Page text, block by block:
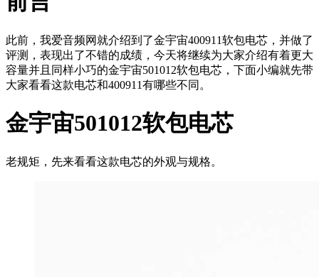
此前，我爱音频网就介绍到了金宇宙400911软包电芯，并做了
评测，表现出了不错的成绩，今天将继续为大家介绍有着更大
容量并且同样小巧的金宇宙501012软包电芯，下面小编就先带
大家看看这款电芯和400911有哪些不同。
金宇宙501012软包电芯
老规矩，先来看看这款电芯的外观与规格。